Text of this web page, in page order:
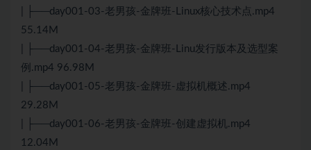
| ├──day001-03-老男孩-金牌班-Linux核心技术点.mp4
55.14M
| ├──day001-04-老男孩-金牌班-Linu发行版本及选型案
例.mp4 96.98M
| ├──day001-05-老男孩-金牌班-虚拟机概述.mp4
29.28M
| ├──day001-06-老男孩-金牌班-创建虚拟机.mp4
12.04M